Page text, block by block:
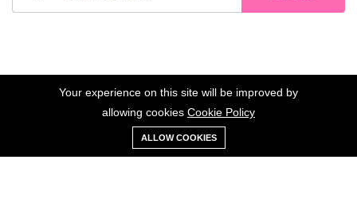
©2023 Hoa Nelly . All Rights Reserved.
0
Xe
đẩy
Danh sách
yêu thích
Your experience on this site will be improved by
allowing cookies Cookie Policy
ALLOW COOKIES